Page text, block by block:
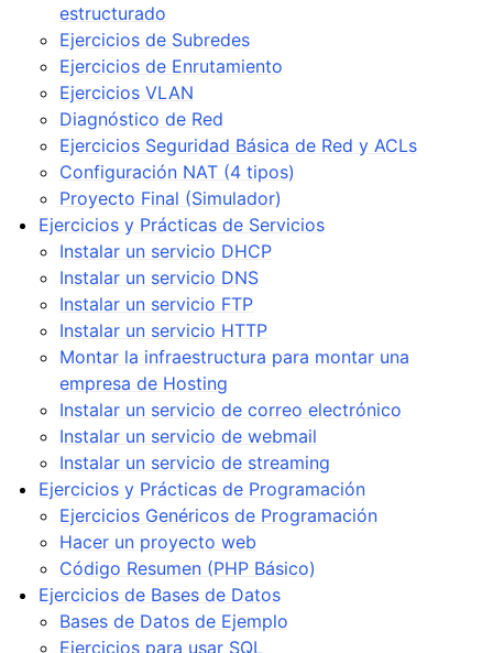
estructurado
Ejercicios de Subredes
Ejercicios de Enrutamiento
Ejercicios VLAN
Diagnóstico de Red
Ejercicios Seguridad Básica de Red y ACLs
Configuración NAT (4 tipos)
Proyecto Final (Simulador)
Ejercicios y Prácticas de Servicios
Instalar un servicio DHCP
Instalar un servicio DNS
Instalar un servicio FTP
Instalar un servicio HTTP
Montar la infraestructura para montar una
empresa de Hosting
Instalar un servicio de correo electrónico
Instalar un servicio de webmail
Instalar un servicio de streaming
Ejercicios y Prácticas de Programación
Ejercicios Genéricos de Programación
Hacer un proyecto web
Código Resumen (PHP Básico)
Ejercicios de Bases de Datos
Bases de Datos de Ejemplo
Ejercicios para usar SQL